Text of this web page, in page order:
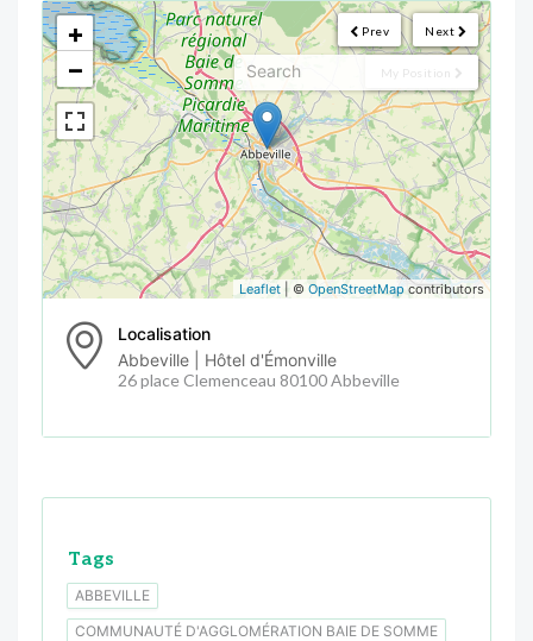
Next
Prev
My Position
<!---->
+
−
Leaflet | © OpenStreetMap contributors
Localisation
Abbeville | Hôtel d'Émonville
26 place Clemenceau 80100 Abbeville
Tags
ABBEVILLE
COMMUNAUTÉ D'AGGLOMÉRATION BAIE DE SOMME